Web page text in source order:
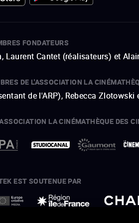
FONDATEURS
Laurent Cantet (réalisateurs) et
DE L'ASSOCIATION LA
de l'ARP), Rebecca
LA CINÉMATHÈQUE DES
EST SOUTENUE PAR